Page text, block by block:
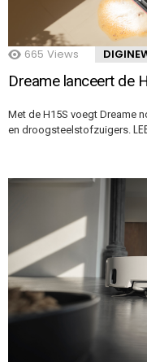
665 Views
Dreame lanceert de
Met de H15S voegt Dreame
en droogsteelstofzuigers.